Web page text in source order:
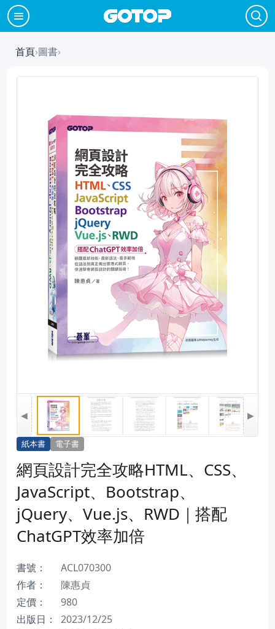
首頁›圖書›
◀ ▶
紙本書 電子書
網頁設計完全攻略HTML、CSS、
JavaScript、Bootstrap、
jQuery、Vue.js、RWD｜搭配
ChatGPT效率加倍
書號：
ACL070300
作者：
陳惠貞
定價：
980
出版日：
2023/12/25